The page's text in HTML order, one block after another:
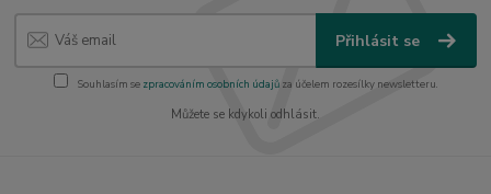
Přihlásit se
Souhlasím se zpracováním osobních údajůza účelem rozesílky newsletteru.
Můžete se kdykoli odhlásit.